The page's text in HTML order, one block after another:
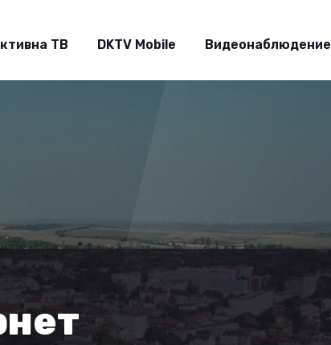
ТВ DKTV Mobile Видеонаблюдение